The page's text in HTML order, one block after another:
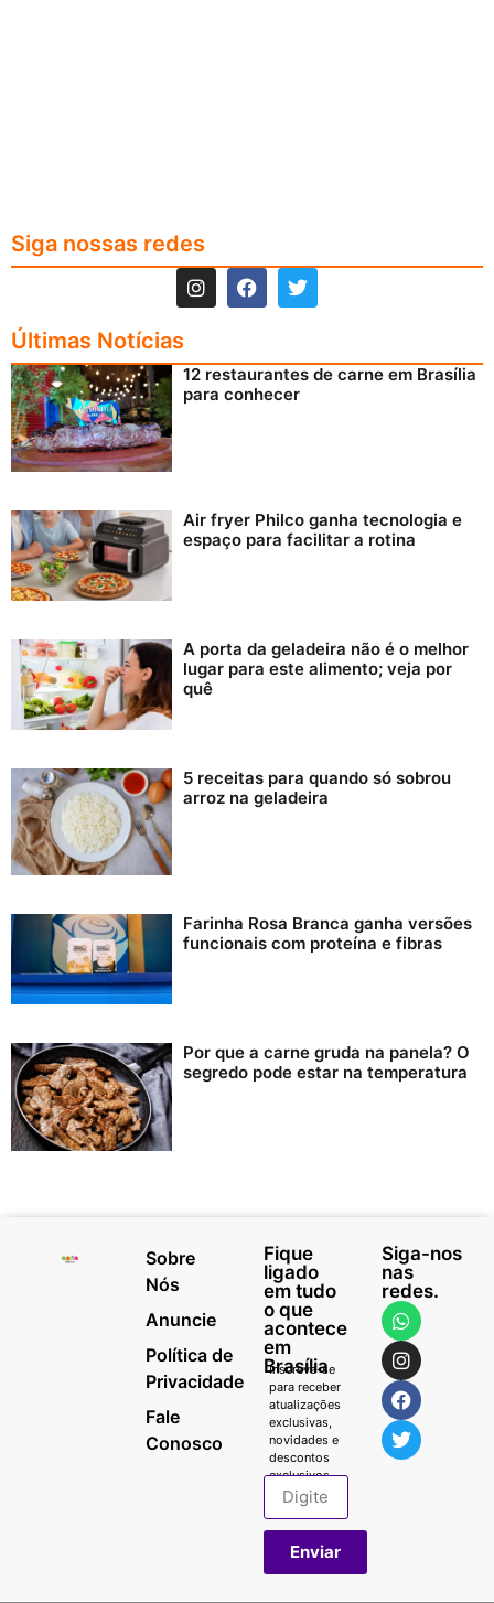
Siga nossas redes
Últimas Notícias
12 restaurantes de carne em Brasília
para conhecer
Air fryer Philco ganha tecnologia e
espaço para facilitar a rotina
A porta da geladeira não é o melhor
lugar para este alimento; veja por
quê
5 receitas para quando só sobrou
arroz na geladeira
Farinha Rosa Branca ganha versões
funcionais com proteína e fibras
Por que a carne gruda na panela? O
segredo pode estar na temperatura
Sobre
Nós
Anuncie
Política de
Privacidade
Fale
Conosco
Fique
ligado
em tudo
o que
acontece
em
Brasília
Inscreva-se
para receber
atualizações
exclusivas,
novidades e
descontos
exclusivos.
Enviar
Siga-nos
nas
redes.